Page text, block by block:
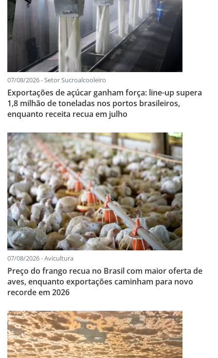
07/08/2026 - Setor Sucroalcooleiro
Exportações de açúcar ganham força: line-up supera
1,8 milhão de toneladas nos portos brasileiros,
enquanto receita recua em julho
07/08/2026 - Avicultura
Preço do frango recua no Brasil com maior oferta de
aves, enquanto exportações caminham para novo
recorde em 2026